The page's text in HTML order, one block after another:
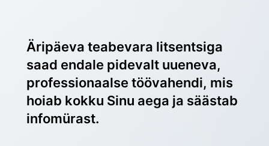
Äripäeva teabevara litsentsiga
saad endale pidevalt uueneva,
professionaalse töövahendi, mis
hoiab kokku Sinu aega ja säästab
infomürast.